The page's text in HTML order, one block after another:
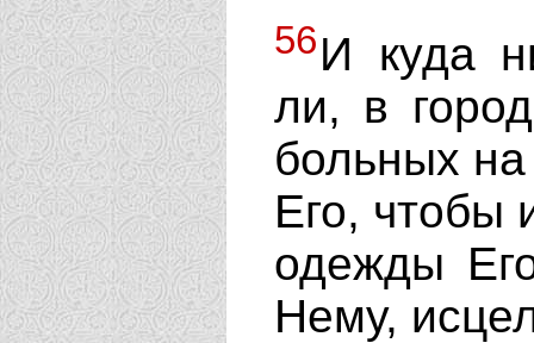
56И куда
ли, в
больных
Его, чтобы
одежды
Нему,